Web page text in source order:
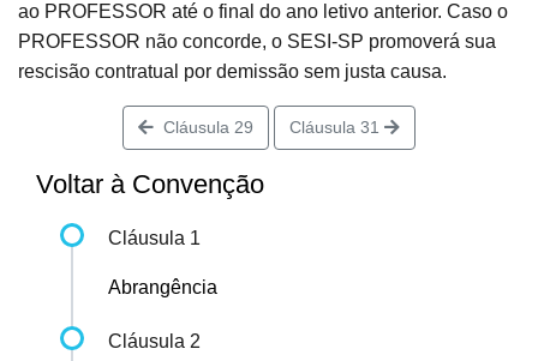
ao PROFESSOR até o final do ano letivo anterior. Caso o
PROFESSOR não concorde, o SESI-SP promoverá sua
rescisão contratual por demissão sem justa causa.
Cláusula 29 Cláusula 31
Voltar à Convenção
Cláusula 1
Abrangência
Cláusula 2